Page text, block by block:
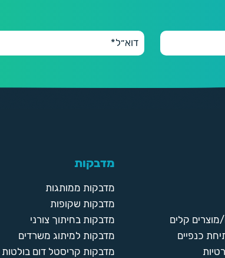
קלים
כנפיים
מדבקות
מדבקות ממותגות
מדבקות שקופות
מדבקות בחיתוך צורני
מדבקות למיתוג משרדים
מדבקות קריסטל דום בולטות